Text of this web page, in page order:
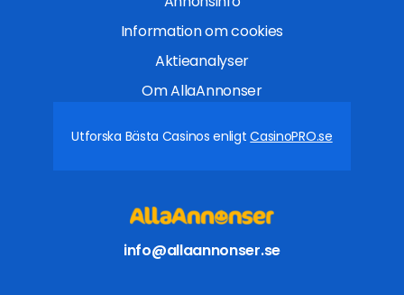
Information om cookies
Aktieanalyser
Om AllaAnnonser
Utforska Bästa Casinos enligtCasinoPRO.se
info@allaannonser.se